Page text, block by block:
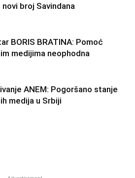
novi broj Savindana
BORIS BRATINA: Pomoć
medijima neophodna
ANEM: Pogoršano stanje
medija u Srbiji